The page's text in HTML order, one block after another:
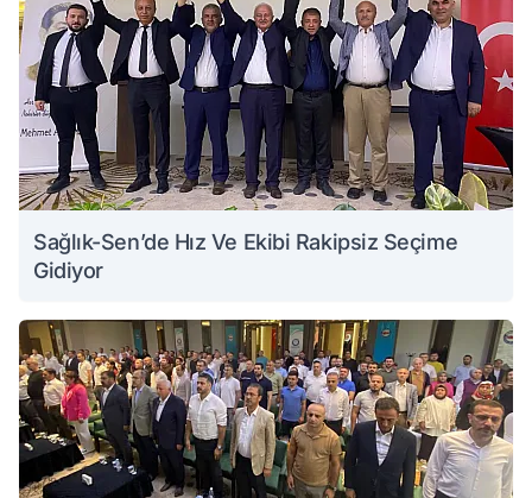
Sağlık-Sen’de Hız Ve Ekibi Rakipsiz Seçime
Gidiyor